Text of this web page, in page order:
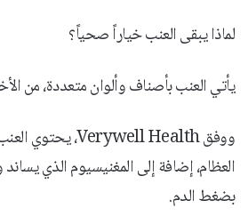
لماذا يبقى العنب خياراً صحياً؟
يأتي العنب بأصناف وألوان متعددة، من
العظام، إضافة إلى المغنيسيوم الذي
بضغط الدم.